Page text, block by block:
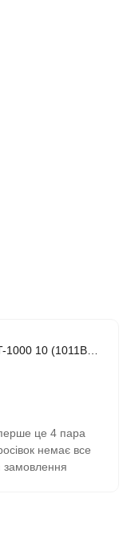
ASICS GT-1000 10 (1011B001-406)
це 4 пара
немає все